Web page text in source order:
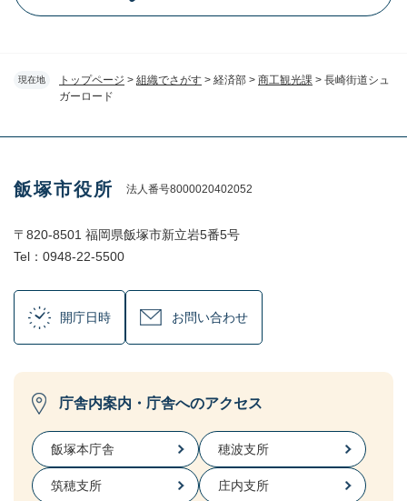
現在地 トップページ > 組織でさがす > 経済部 > 商工観光課 > 長崎街道シュ
ガーロード
飯塚市役所 法人番号8000020402052
〒820-8501 福岡県飯塚市新立岩5番5号
Tel：0948-22-5500
開庁日時 お問い合わせ
庁舎内案内・庁舎へのアクセス
飯塚本庁舎 穂波支所
筑穂支所 庄内支所